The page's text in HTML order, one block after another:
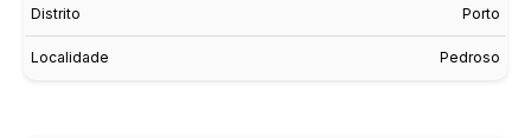
Distrito Porto
Localidade Pedroso